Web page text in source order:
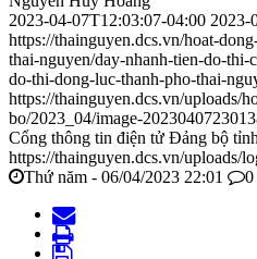
2023-04-07T12:03:07-04:00 2023-
https://thainguyen.dcs.vn/hoat-
thai-nguyen/day-nhanh-tien-do-
do-thi-dong-luc-thanh-pho-thai-
https://thainguyen.dcs.vn/uploads/
bo/2023_04/image-
Cổng thông tin điện tử Đảng bộ
https://thainguyen.dcs.vn/uploads/
Thứ năm - 06/04/2023 22:01
0